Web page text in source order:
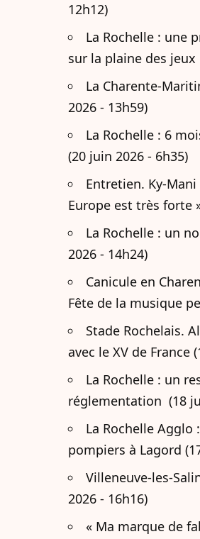
12h12)
La Rochelle : une
sur la plaine des jeux
La Charente-
2026 - 13h59)
La Rochelle : 6
(20 juin 2026 - 6h35)
Entretien. Ky-
Europe est très forte
La Rochelle : un
2026 - 14h24)
Canicule en
Fête de la musique
Stade Rochelais.
avec le XV de France
La Rochelle : un
réglementation (18
La Rochelle
pompiers à Lagord
Villeneuve-les-
2026 - 16h16)
« Ma marque de